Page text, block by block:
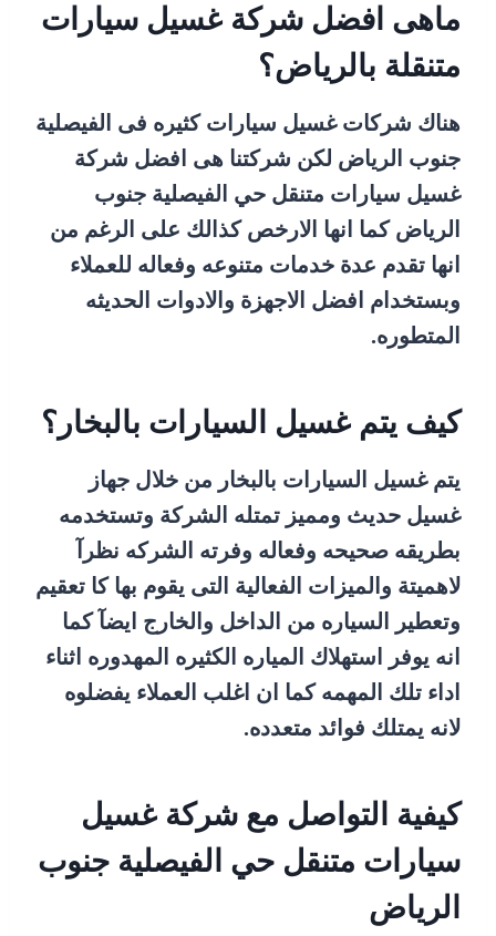
ماهى افضل شركة غسيل سيارات
متنقلة بالرياض؟
هناك شركات غسيل سيارات كثيره فى الفيصلية
جنوب الرياض لكن شركتنا هى افضل شركة
غسيل سيارات متنقل حي الفيصلية جنوب
الرياض كما انها الارخص كذالك على الرغم من
انها تقدم عدة خدمات متنوعه وفعاله للعملاء
وبستخدام افضل الاجهزة والادوات الحديثه
المتطوره.
كيف يتم غسيل السيارات بالبخار؟
يتم غسيل السيارات بالبخار من خلال جهاز
غسيل حديث ومميز تمتله الشركة وتستخدمه
بطريقه صحيحه وفعاله وفرته الشركه نظرآ
لاهميتة والميزات الفعالية التى يقوم بها كا تعقيم
وتعطير السياره من الداخل والخارج ايضآ كما
انه يوفر استهلاك المياره الكثيره المهدوره اثناء
اداء تلك المهمه كما ان اغلب العملاء يفضلوه
لانه يمتلك فوائد متعدده.
كيفية التواصل مع شركة غسيل
سيارات متنقل حي الفيصلية جنوب
الرياض